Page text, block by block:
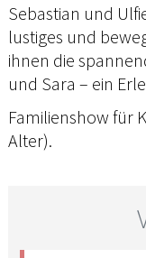
Sebastian und
lustiges und
ihnen die
und Sara – ein
Familienshow für
Alter).